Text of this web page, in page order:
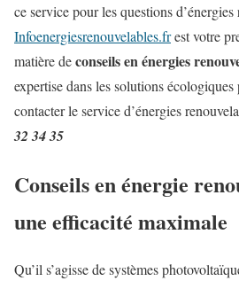
ce service pour les questions d’énergies
Infoenergiesrenouvelables.frest votre
matière deconseils en énergies
expertise dans les solutions
contacter le service d’énergies
32 34 35
Conseils en énergie
une efficacité maximale
Qu’il s’agisse de systèmes